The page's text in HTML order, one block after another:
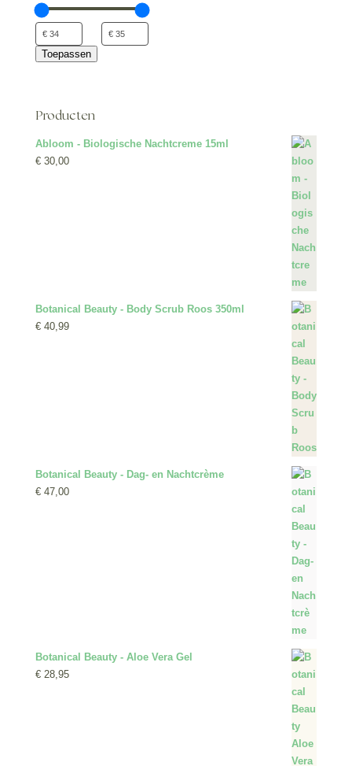
Toepassen
Producten
Abloom - Biologische Nachtcreme 15ml
€30,00
Botanical Beauty - Body Scrub Roos 350ml
€40,99
Botanical Beauty - Dag- en Nachtcrème
€47,00
Botanical Beauty - Aloe Vera Gel
€28,95